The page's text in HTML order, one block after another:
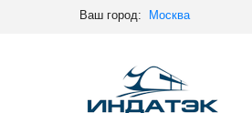
Ваш город: Москва